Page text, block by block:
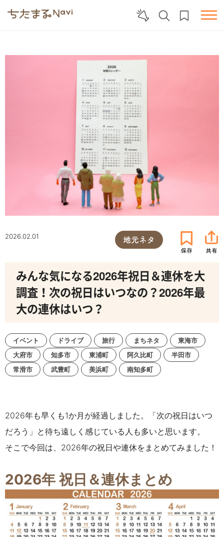
2026.02.01 地元ネタ
みんな気になる2026年祝日＆連休を大
調査！次の祝日はいつなの？2026年最
大の連休はいつ？
イベント ドライブ 旅行 まちネタ
東海市
大府市
知多市 東浦町 阿久比町
半田市
常滑市
武豊町 美浜町 南知多町
2026年も早くも1か月が経過しました。「次の祝日はいつ
だろう」と待ち遠しく感じている人も多いと思います。
そこで今回は、2026年の祝日や連休をまとめてみました！
2026年 祝日＆連休まとめ